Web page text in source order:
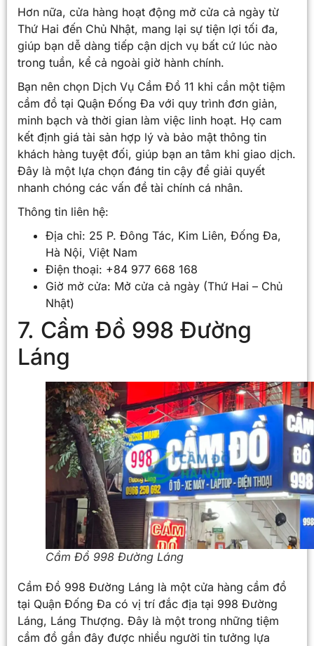
Hơn nữa, cửa hàng hoạt động mở cửa cả ngày từ
Thứ Hai đến Chủ Nhật, mang lại sự tiện lợi tối đa,
giúp bạn dễ dàng tiếp cận dịch vụ bất cứ lúc nào
trong tuần, kể cả ngoài giờ hành chính.
Bạn nên chọn Dịch Vụ Cầm Đồ 11 khi cần một tiệm
cầm đồ tại Quận Đống Đa với quy trình đơn giản,
minh bạch và thời gian làm việc linh hoạt. Họ cam
kết định giá tài sản hợp lý và bảo mật thông tin
khách hàng tuyệt đối, giúp bạn an tâm khi giao dịch.
Đây là một lựa chọn đáng tin cậy để giải quyết
nhanh chóng các vấn đề tài chính cá nhân.
Thông tin liên hệ:
Địa chỉ: 25 P. Đông Tác, Kim Liên, Đống Đa,
Hà Nội, Việt Nam
Điện thoại: +84 977 668 168
Giờ mở cửa: Mở cửa cả ngày (Thứ Hai – Chủ
Nhật)
7. Cầm Đồ 998 Đường
Láng
Cầm Đồ 998 Đường Láng
Cầm Đồ 998 Đường Láng là một cửa hàng cầm đồ
tại Quận Đống Đa có vị trí đắc địa tại 998 Đường
Láng, Láng Thượng. Đây là một trong những tiệm
cầm đồ gần đây được nhiều người tin tưởng lựa